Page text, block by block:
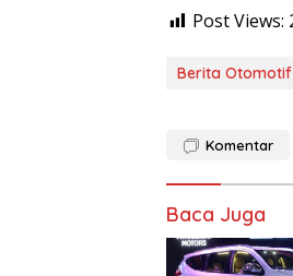
Post Views:
Berita Otomotif
Komentar
Baca Juga